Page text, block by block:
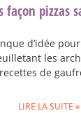
façon pizzas
d’idée
les
de
LIRE LA SUITE »